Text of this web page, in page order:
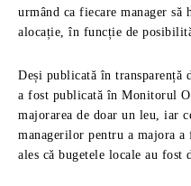
urmând ca fiecare manager să
alocație, în funcție de
Deși publicată în transparență
a fost publicată în Monitorul
majorarea de doar un leu, iar
managerilor pentru a majora
ales că bugetele locale au fost